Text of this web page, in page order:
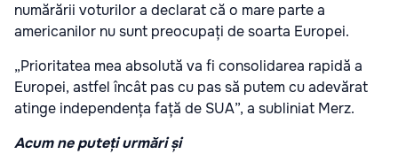
numărării voturilor a declarat că o mare parte a
americanilor nu sunt preocupați de soarta Europei.
„Prioritatea mea absolută va fi consolidarea rapidă a
Europei, astfel încât pas cu pas să putem cu adevărat
atinge independența față de SUA”, a subliniat Merz.
Acum ne puteți urmări și